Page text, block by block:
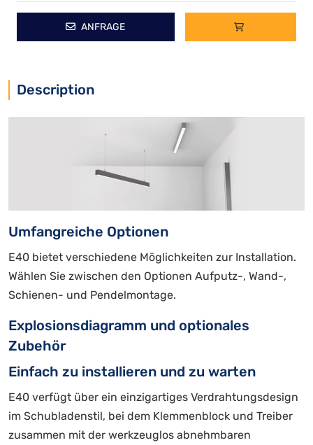
ANFRAGE
Description
Umfangreiche Optionen
E40 bietet verschiedene Möglichkeiten zur Installation.
Wählen Sie zwischen den Optionen Aufputz-, Wand-,
Schienen- und Pendelmontage.
Explosionsdiagramm und optionales
Zubehör
Einfach zu installieren und zu warten
E40 verfügt über ein einzigartiges Verdrahtungsdesign
im Schubladenstil, bei dem Klemmenblock und Treiber
zusammen mit der werkzeuglos abnehmbaren